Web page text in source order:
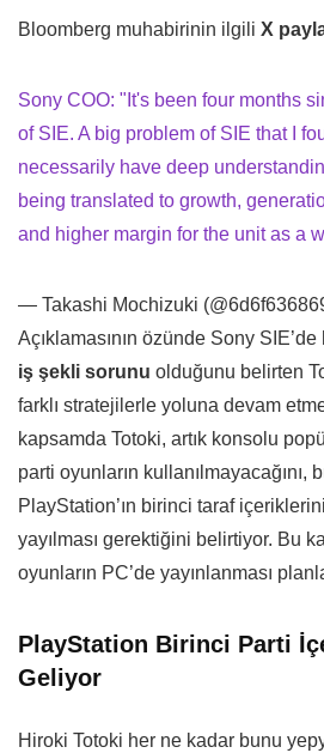
Bloomberg muhabirinin ilgili X
Sony COO: "It's been four months
of SIE. A big problem of SIE that I
necessarily have deep
being translated to growth,
and higher margin for the unit as a
— Takashi Mochizuki
Açıklamasının özünde Sony SIE’de
iş şekli sorunu olduğunu belirten
farklı stratejilerle yoluna devam
kapsamda Totoki, artık konsolu
parti oyunların kullanılmayacağını,
PlayStation’ın birinci taraf
yayılması gerektiğini belirtiyor. Bu
oyunların PC’de yayınlanması
PlayStation Birinci Parti
Geliyor
Hiroki Totoki her ne kadar bunu